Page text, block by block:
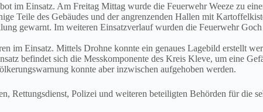
im Einsatz. Am Freitag Mittag wurde die Feuerwehr Weeze zu
Teile des Gebäudes und der angrenzenden Hallen mit
gewarnt. Im weiteren Einsatzverlauf wurden die Feuerwehr
im Einsatz. Mittels Drohne konnte ein genaues Lagebild erstellt
befindet sich die Messkomponente des Kreis Kleve, um eine
konnte aber inzwischen aufgehoben werden.
Rettungsdienst, Polizei und weiteren beteiligten Behörden für die